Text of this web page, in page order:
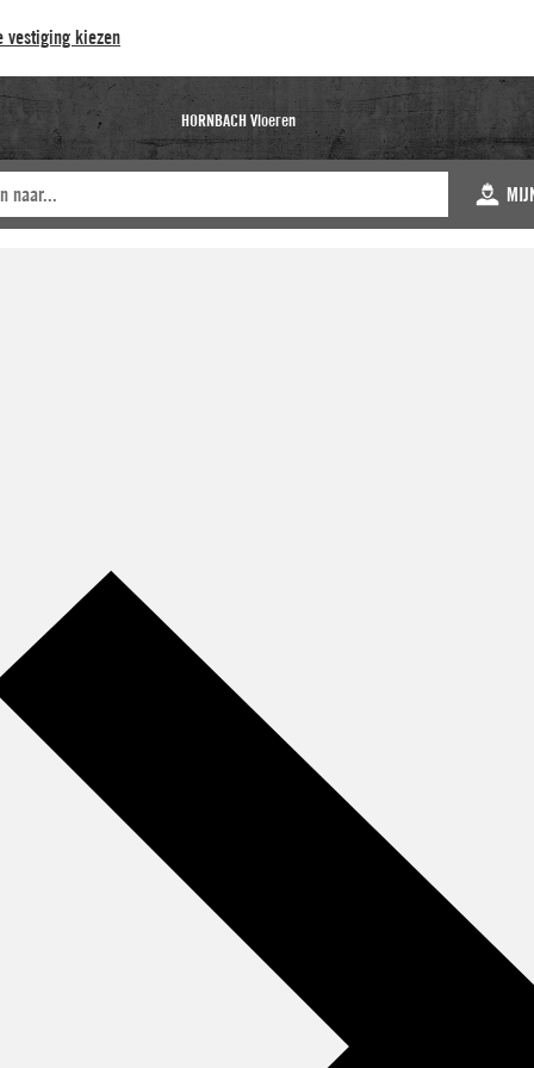
vestiging kiezen
HORNBACH Vloeren